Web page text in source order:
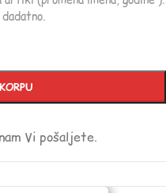
Vi pošaljete.